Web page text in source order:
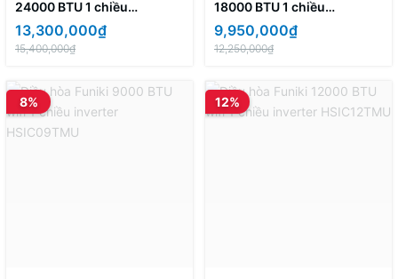
24000 BTU 1 chiều
HIC24TMU
13,300,000₫
15,400,000₫
18000 BTU 1 chiều
HIC18TMU
9,950,000₫
12,250,000₫
8% 12%